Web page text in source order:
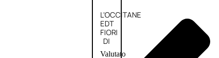
L’OCCITANE
EDT
FIORI
DI
Valutato